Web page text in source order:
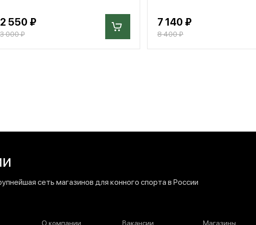
2 550 ₽
3 000 ₽
7 140 ₽
8 400 ₽
сеть магазинов для конного спорта в России
О компании Вакансии Магазины